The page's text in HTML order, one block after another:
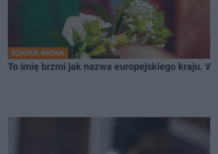
RZADKIE IMIONA
To imię brzmi jak nazwa europejskiego kraju.